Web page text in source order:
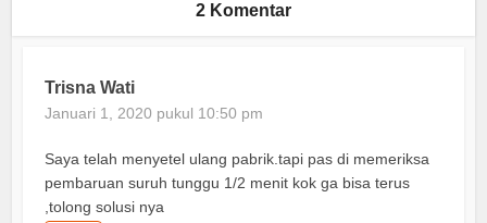
2 Komentar
Trisna Wati
Januari 1, 2020 pukul 10:50 pm
Saya telah menyetel ulang pabrik.tapi pas di memeriksa
pembaruan suruh tunggu 1/2 menit kok ga bisa terus
,tolong solusi nya